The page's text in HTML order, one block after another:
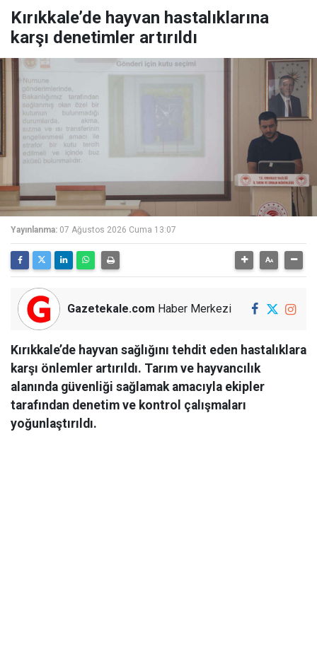
Kırıkkale’de hayvan hastalıklarına
karşı denetimler artırıldı
Yayınlanma: 07 Ağustos 2026 Cuma 13:07
Gazetekale.com Haber Merkezi
Kırıkkale’de hayvan sağlığını tehdit eden hastalıklara
karşı önlemler artırıldı. Tarım ve hayvancılık
alanında güvenliği sağlamak amacıyla ekipler
tarafından denetim ve kontrol çalışmaları
yoğunlaştırıldı.